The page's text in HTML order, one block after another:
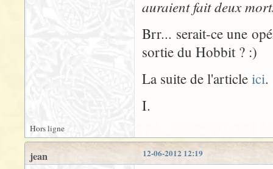
auraient fait deux
Brr... serait-ce une
sortie du Hobbit ? :)
La suite de l'article ici.
I.
Hors ligne
12-06-2012 12:19
jean